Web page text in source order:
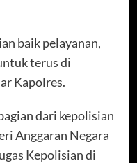
baik pelayanan,
terus di
Kapolres.
dari kepolisian
Anggaran Negara
Kepolisian di